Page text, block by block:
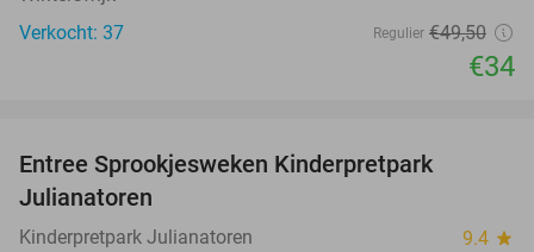
Verkocht: 37
Regulier €49,50
€34
Entree Sprookjesweken Kinderpretpark
Julianatoren
Kinderpretpark Julianatoren 9.4 star